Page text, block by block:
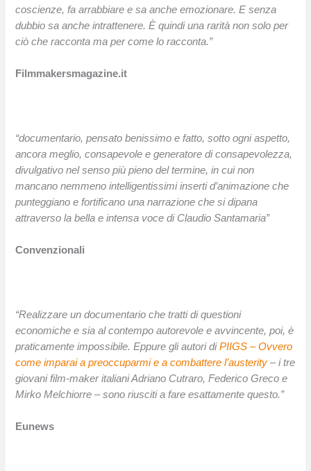
coscienze, fa arrabbiare e sa anche emozionare. E senza
dubbio sa anche intrattenere. È quindi una rarità non solo per
ciò che racconta ma per come lo racconta.”
Filmmakersmagazine.it
“documentario, pensato benissimo e fatto, sotto ogni aspetto,
ancora meglio, consapevole e generatore di consapevolezza,
divulgativo nel senso più pieno del termine, in cui non
mancano nemmeno intelligentissimi inserti d’animazione che
punteggiano e fortificano una narrazione che si dipana
attraverso la bella e intensa voce di Claudio Santamaria”
Convenzionali
“Realizzare un documentario che tratti di questioni
economiche e sia al contempoautorevole e avvincente, poi, è
praticamente impossibile. Eppure gli autori diPIIGS – Ovvero
come imparai a preoccuparmi e a combattere l’austerity – i tre
giovani film-maker italiani Adriano Cutraro, Federico Greco e
Mirko Melchiorre – sono riusciti a fare esattamente questo.”
Eunews